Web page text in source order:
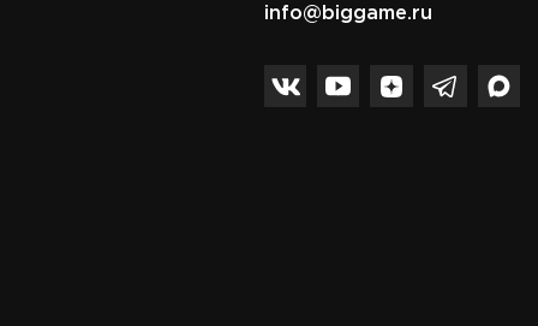
info@biggame.ru